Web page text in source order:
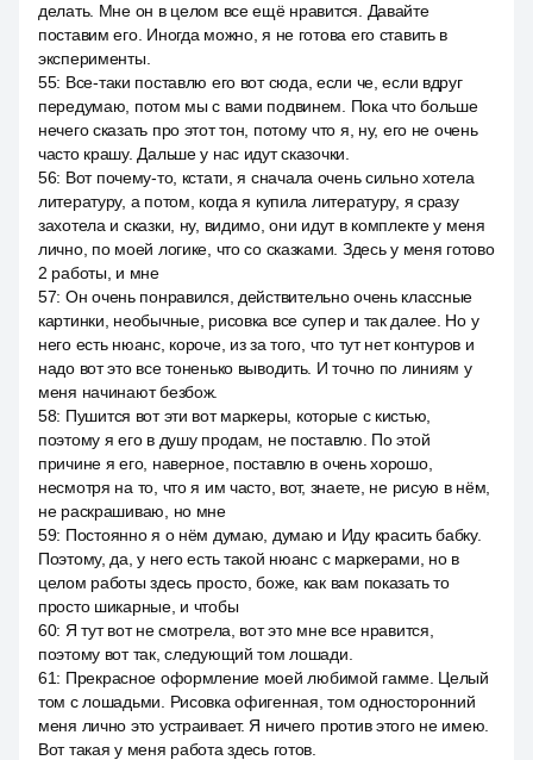
делать. Мне он в целом все ещё нравится. Давайте
поставим его. Иногда можно, я не готова его ставить в
эксперименты.
55: Все-таки поставлю его вот сюда, если че, если вдруг
передумаю, потом мы с вами подвинем. Пока что больше
нечего сказать про этот тон, потому что я, ну, его не очень
часто крашу. Дальше у нас идут сказочки.
56: Вот почему-то, кстати, я сначала очень сильно хотела
литературу, а потом, когда я купила литературу, я сразу
захотела и сказки, ну, видимо, они идут в комплекте у меня
лично, по моей логике, что со сказками. Здесь у меня готово
2 работы, и мне
57: Он очень понравился, действительно очень классные
картинки, необычные, рисовка все супер и так далее. Но у
него есть нюанс, короче, из за того, что тут нет контуров и
надо вот это все тоненько выводить. И точно по линиям у
меня начинают безбож.
58: Пушится вот эти вот маркеры, которые с кистью,
поэтому я его в душу продам, не поставлю. По этой
причине я его, наверное, поставлю в очень хорошо,
несмотря на то, что я им часто, вот, знаете, не рисую в нём,
не раскрашиваю, но мне
59: Постоянно я о нём думаю, думаю и Иду красить бабку.
Поэтому, да, у него есть такой нюанс с маркерами, но в
целом работы здесь просто, боже, как вам показать то
просто шикарные, и чтобы
60: Я тут вот не смотрела, вот это мне все нравится,
поэтому вот так, следующий том лошади.
61: Прекрасное оформление моей любимой гамме. Целый
том с лошадьми. Рисовка офигенная, том односторонний
меня лично это устраивает. Я ничего против этого не имею.
Вот такая у меня работа здесь готов.